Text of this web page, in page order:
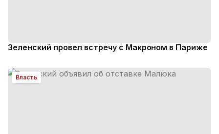
Зеленский провел встречу с Макроном в Париже
Власть